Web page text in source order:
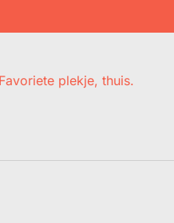
plekje, thuis.